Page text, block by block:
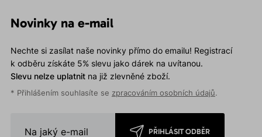
Novinky na e-mail
Nechte si zasílat naše novinky přímo do emailu! Registrací
k odběru získáte 5% slevu jako dárek na uvítanou.
Slevu nelze uplatnitna již zlevněné zboží.
* Přihlášením souhlasíte se zpracováním osobních údajů.
PŘIHLÁSIT ODBĚR